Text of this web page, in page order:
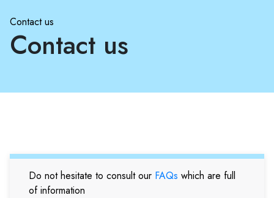
Contact us
Contact us
Do not hesitate to consult our FAQs which are full
of information